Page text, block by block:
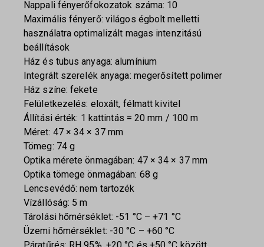
Nappali fényerőfokozatok száma: 10
Maximális fényerő: világos égbolt melletti
használatra optimalizált magas intenzitású
beállítások
Ház és tubus anyaga: alumínium
Integrált szerelék anyaga: megerősített polimer
Ház színe: fekete
Felületkezelés: eloxált, félmatt kivitel
Állítási érték: 1 kattintás = 20 mm / 100 m
Méret: 47 × 34 × 37 mm
Tömeg: 74 g
Optika mérete önmagában: 47 × 34 × 37 mm
Optika tömege önmagában: 68 g
Lencsevédő: nem tartozék
Vízállóság: 5 m
Tárolási hőmérséklet: -51 °C – +71 °C
Üzemi hőmérséklet: -30 °C – +60 °C
Páratűrés: RH 95%, +20 °C és +50 °C között,